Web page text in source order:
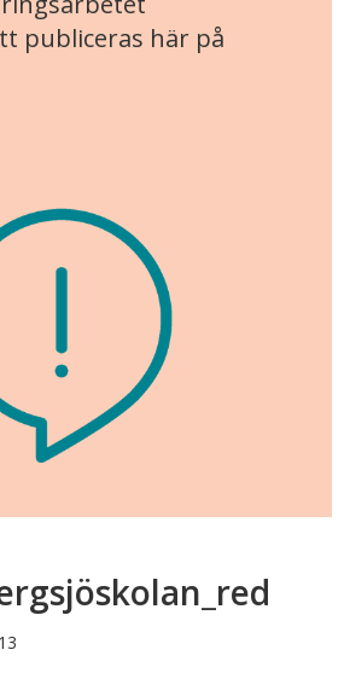
publiceras här på